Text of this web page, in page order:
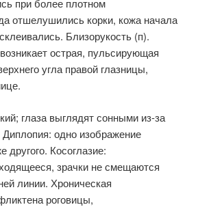
при более плотном
отшелушились корки, кожа начала
Близорукость (п).
острая, пульсирующая
угла правой глазницы,
глаза выглядят сонными из-за
Диплопия: одно изображение
другого. Косоглазие:
зрачки не смещаются
линии. Хроническая
роговицы,